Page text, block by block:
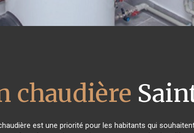
chaudière
est une priorité pour les habitants qui